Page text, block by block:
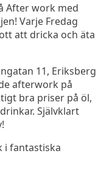
After work med
Varje Fredag
att dricka och äta
11, Eriksberg
afterwork på
bra priser på öl,
Självklart
i fantastiska